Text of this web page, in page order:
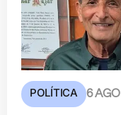
POLÍTICA 6